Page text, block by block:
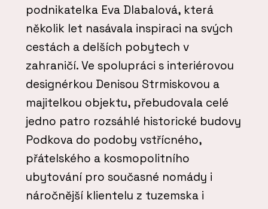
podnikatelka Eva Dlabalová, která
několik let nasávala inspiraci na svých
cestách a delších pobytech v
zahraničí. Ve spolupráci s interiérovou
designérkou Denisou Strmiskovou a
majitelkou objektu, přebudovala celé
jedno patro rozsáhlé historické budovy
Podkova do podoby vstřícného,
přátelského a kosmopolitního
ubytování pro současné nomády i
náročnější klientelu z tuzemska i